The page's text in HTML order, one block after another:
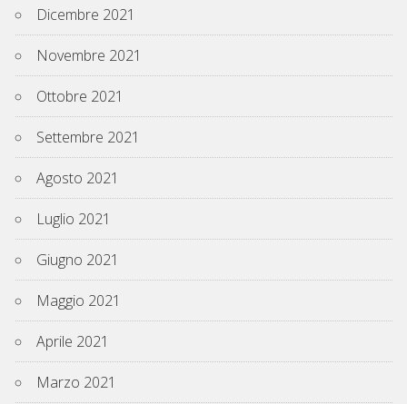
Dicembre 2021
Novembre 2021
Ottobre 2021
Settembre 2021
Agosto 2021
Luglio 2021
Giugno 2021
Maggio 2021
Aprile 2021
Marzo 2021